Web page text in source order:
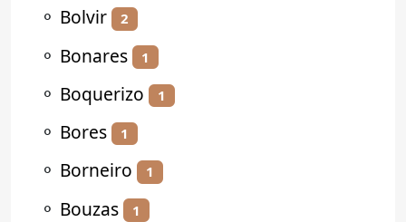
⚬ Bolvir 2
⚬ Bonares 1
⚬ Boquerizo 1
⚬ Bores 1
⚬ Borneiro 1
⚬ Bouzas 1